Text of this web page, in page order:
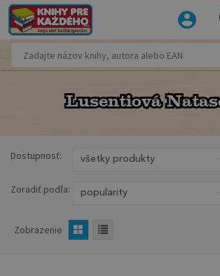
Lusentiová
Lusentiová
Dostupnosť:
Zoradiť podľa:
Zobrazenie